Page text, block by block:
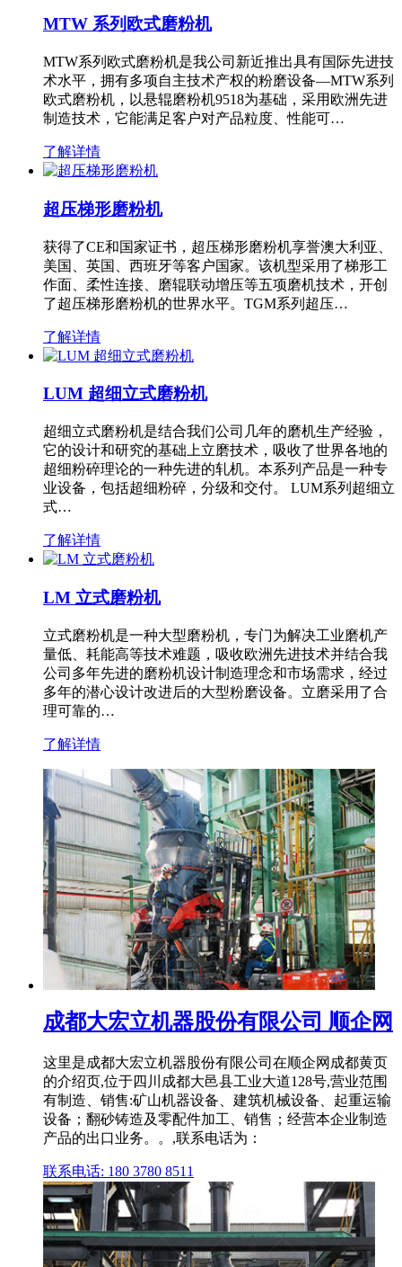
MTW 系列欧式磨粉机
MTW系列欧式磨粉机是我公司新近推出具有国际先进技
术水平，拥有多项自主技术产权的粉磨设备—MTW系列
欧式磨粉机，以悬辊磨粉机9518为基础，采用欧洲先进
制造技术，它能满足客户对产品粒度、性能可…
了解详情
超压梯形磨粉机
获得了CE和国家证书，超压梯形磨粉机享誉澳大利亚、
美国、英国、西班牙等客户国家。该机型采用了梯形工
作面、柔性连接、磨辊联动增压等五项磨机技术，开创
了超压梯形磨粉机的世界水平。TGM系列超压…
了解详情
LUM 超细立式磨粉机
超细立式磨粉机是结合我们公司几年的磨机生产经验，
它的设计和研究的基础上立磨技术，吸收了世界各地的
超细粉碎理论的一种先进的轧机。本系列产品是一种专
业设备，包括超细粉碎，分级和交付。 LUM系列超细立
式…
了解详情
LM 立式磨粉机
立式磨粉机是一种大型磨粉机，专门为解决工业磨机产
量低、耗能高等技术难题，吸收欧洲先进技术并结合我
公司多年先进的磨粉机设计制造理念和市场需求，经过
多年的潜心设计改进后的大型粉磨设备。立磨采用了合
理可靠的…
了解详情
成都大宏立机器股份有限公司 顺企网
这里是成都大宏立机器股份有限公司在顺企网成都黄页
的介绍页,位于四川成都大邑县工业大道128号,营业范围
有制造、销售:矿山机器设备、建筑机械设备、起重运输
设备；翻砂铸造及零配件加工、销售；经营本企业制造
产品的出口业务。。,联系电话为：
联系电话: 180 3780 8511